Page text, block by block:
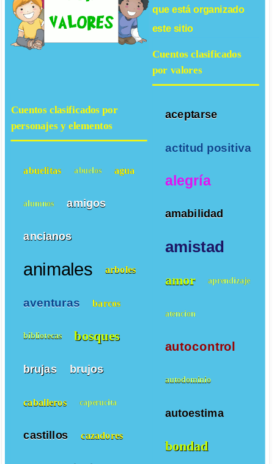
que está organizado
este sitio
Cuentos clasificados
por valores
aceptarse
actitud positiva
alegría
amabilidad
amistad
amor aprendizaje
atencion
autocontrol
autodominio
autoestima
bondad
Cuentos clasificados por
personajes y elementos
abuelitas abuelos agua
alumnos amigos
ancianos
animales arboles
aventuras barcos
bibliotecas bosques
brujas brujos
caballeros caperucita
castillos cazadores